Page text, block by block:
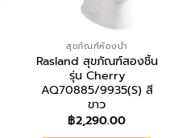
สุขภัณฑ์ห้องน้ำ
Rasland สุขภัณฑ์สองชิ้น
รุ่น Cherry
AQ70885/9935(S) สี
ขาว
฿2,290.00